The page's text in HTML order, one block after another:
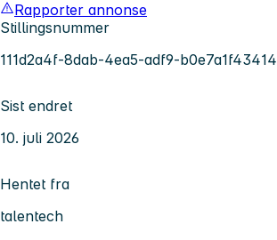
Rapporter annonse
Stillingsnummer
111d2a4f-8dab-4ea5-adf9-b0e7a1f43414
Sist endret
10. juli 2026
Hentet fra
talentech